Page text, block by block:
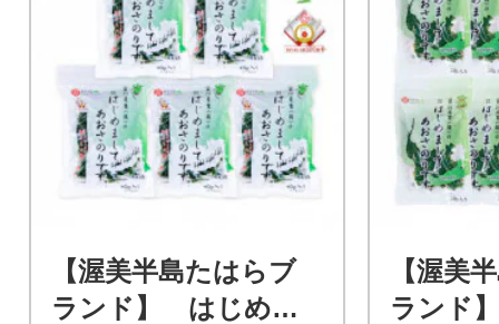
【渥美半島たはらブ
ランド】 はじめま
【渥美
ランド